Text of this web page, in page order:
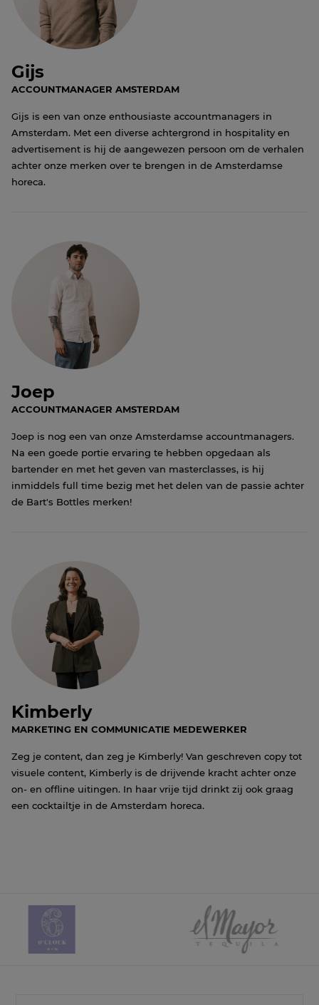
Gijs
ACCOUNTMANAGER AMSTERDAM
Gijs is een van onze enthousiaste accountmanagers in
Amsterdam. Met een diverse achtergrond in hospitality en
advertisement is hij de aangewezen persoon om de verhalen
achter onze merken over te brengen in de Amsterdamse
horeca.
Joep
ACCOUNTMANAGER AMSTERDAM
Joep is nog een van onze Amsterdamse accountmanagers.
Na een goede portie ervaring te hebben opgedaan als
bartender en met het geven van masterclasses, is hij
inmiddels full time bezig met het delen van de passie achter
de Bart's Bottles merken!
Kimberly
MARKETING EN COMMUNICATIE MEDEWERKER
Zeg je content, dan zeg je Kimberly! Van geschreven copy tot
visuele content, Kimberly is de drijvende kracht achter onze
on- en offline uitingen. In haar vrije tijd drinkt zij ook graag
een cocktailtje in de Amsterdam horeca.